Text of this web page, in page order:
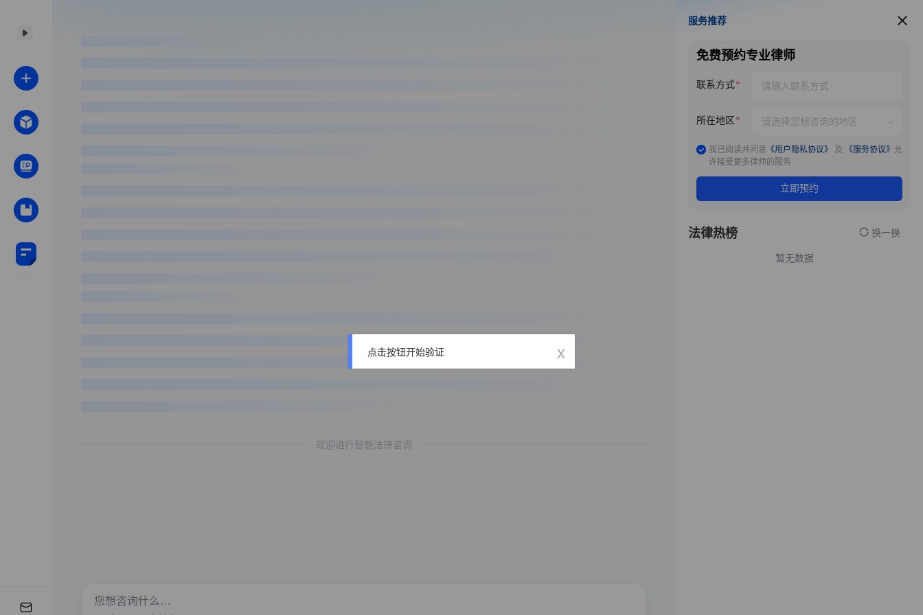
欢迎进行智能法律咨询
服务推荐
服务推荐
免费预约专业律师
联系方式
所在地区
我已阅读并同意 《用户隐私协议》 及 《服务协议》 允
许接受更多律师的服务
立即预约
法律热榜 换一换
暂无数据
点击按钮开始验证 x